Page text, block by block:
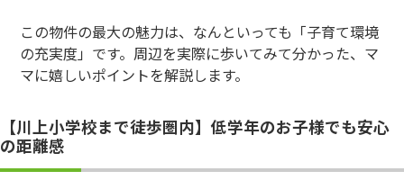
この物件の最大の魅力は、なんといっても「子育て環境
の充実度」です。周辺を実際に歩いてみて分かった、マ
マに嬉しいポイントを解説します。
【川上小学校まで徒歩圏内】低学年のお子様でも安心
の距離感